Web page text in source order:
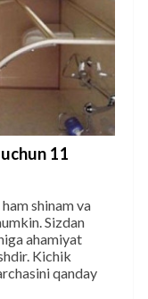
11
shinam va
Sizdan
ahamiyat
Kichik
qanday